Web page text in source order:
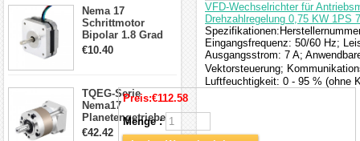
Nema 17
Schrittmotor
Bipolar 1.8 Grad
8.7Ncm 1A 3.5V 4
€10.40
TQEG-Serie
Nema17
Planetengetriebe
10:1 Spiel 15Arc-
€42.42
VFD-Wechselrichter für
Drehzahlregelung 0,75 KW 1PS
Eingangsfrequenz: 50/60 Hz;
Ausgangsstrom: 7 A;
Vektorsteuerung;
Luftfeuchtigkeit: 0 - 95 % (ohne
Preis:€112.58
Menge :